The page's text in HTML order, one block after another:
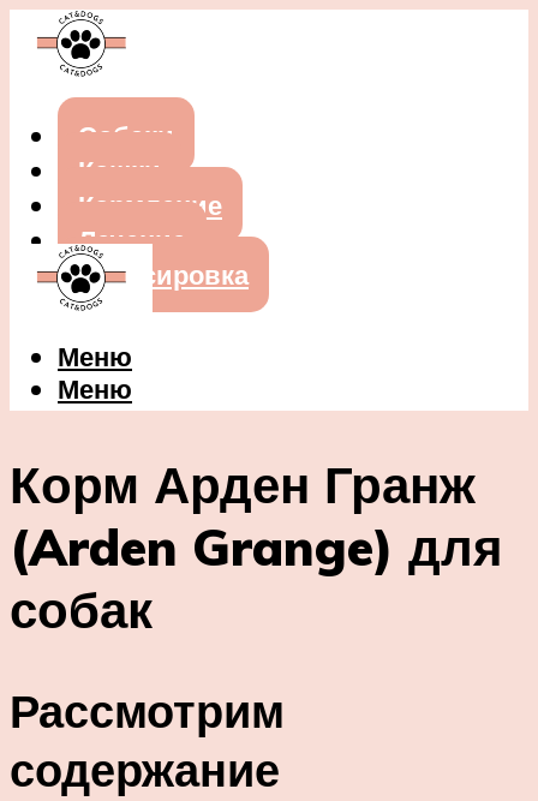
Собаки
Кошки
Кормление
Лечение
Дрессировка
Меню
Меню
Корм Арден Гранж
(Arden Grange) для
собак
Рассмотрим
содержание